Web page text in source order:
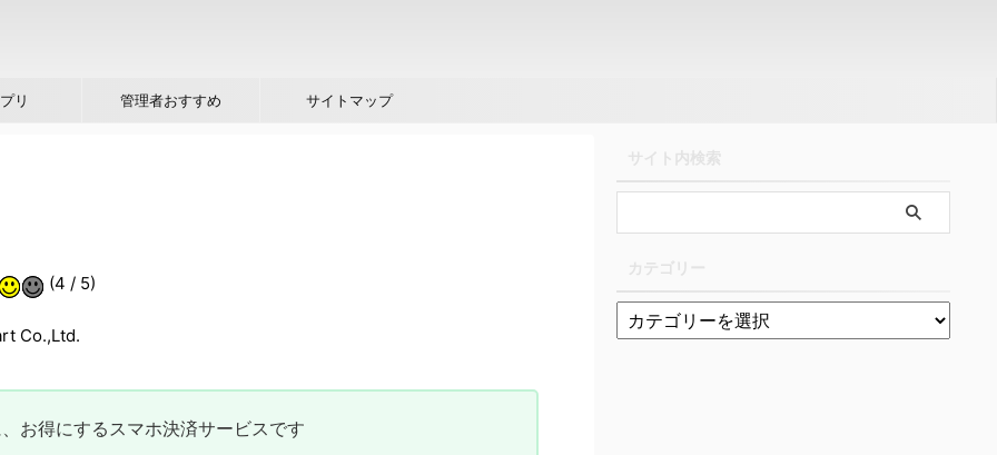
リ 管理者おすすめ サイトマップ
(4 / 5)
Co.,Ltd.
お得にするスマホ決済サービスです